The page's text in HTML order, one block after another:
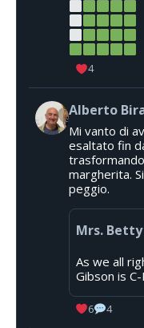
4
Alberto
Mi vanto di
esaltato fin
margherita.
peggio.
Mrs.
As we all
Gibson is
6 4